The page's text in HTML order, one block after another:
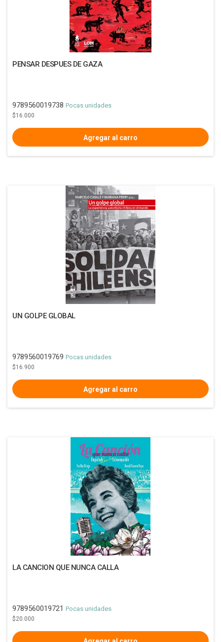
PENSAR DESPUES DE GAZA
9789560019738 Pocas unidades
$16.000
UN GOLPE GLOBAL
9789560019769 Pocas unidades
$16.900
LA CANCION QUE NUNCA CALLA
9789560019721 Pocas unidades
$20.000